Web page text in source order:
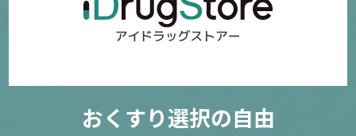
おくすり選択の自由